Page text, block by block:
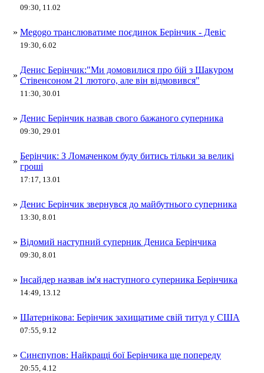
09:30, 11.02
» Megogo транслюватиме поєдинок Берінчик - Девіс
19:30, 6.02
»
Денис Берінчик:"Ми домовилися про бій з Шакуром
Стівенсоном 21 лютого, але він відмовився"
11:30, 30.01
» Денис Берінчик назвав свого бажаного суперника
09:30, 29.01
»
Берінчик: З Ломаченком буду битись тільки за великі
гроші
17:17, 13.01
» Денис Берінчик звернувся до майбутнього суперника
13:30, 8.01
» Відомий наступний суперник Дениса Берінчика
09:30, 8.01
» Інсайдер назвав ім'я наступного суперника Берінчика
14:49, 13.12
» Шатернікова: Берінчик захищатиме свій титул у США
07:55, 9.12
» Синєпупов: Найкращі бої Берінчика ще попереду
20:55, 4.12